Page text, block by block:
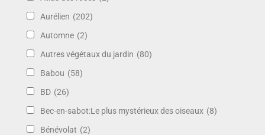
Aurélien (202)
Automne (2)
Autres végétaux du jardin (80)
Babou (58)
BD (26)
Bec-en-sabot:Le plus mystérieux des oiseaux (8)
Bénévolat (2)